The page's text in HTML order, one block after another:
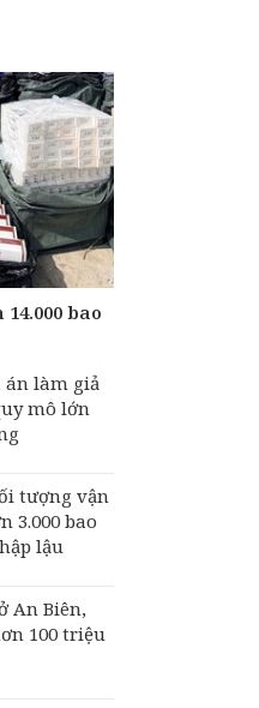
bao
làm giả
mô lớn
tượng vận
3.000 bao
lậu
An Biên,
100 triệu